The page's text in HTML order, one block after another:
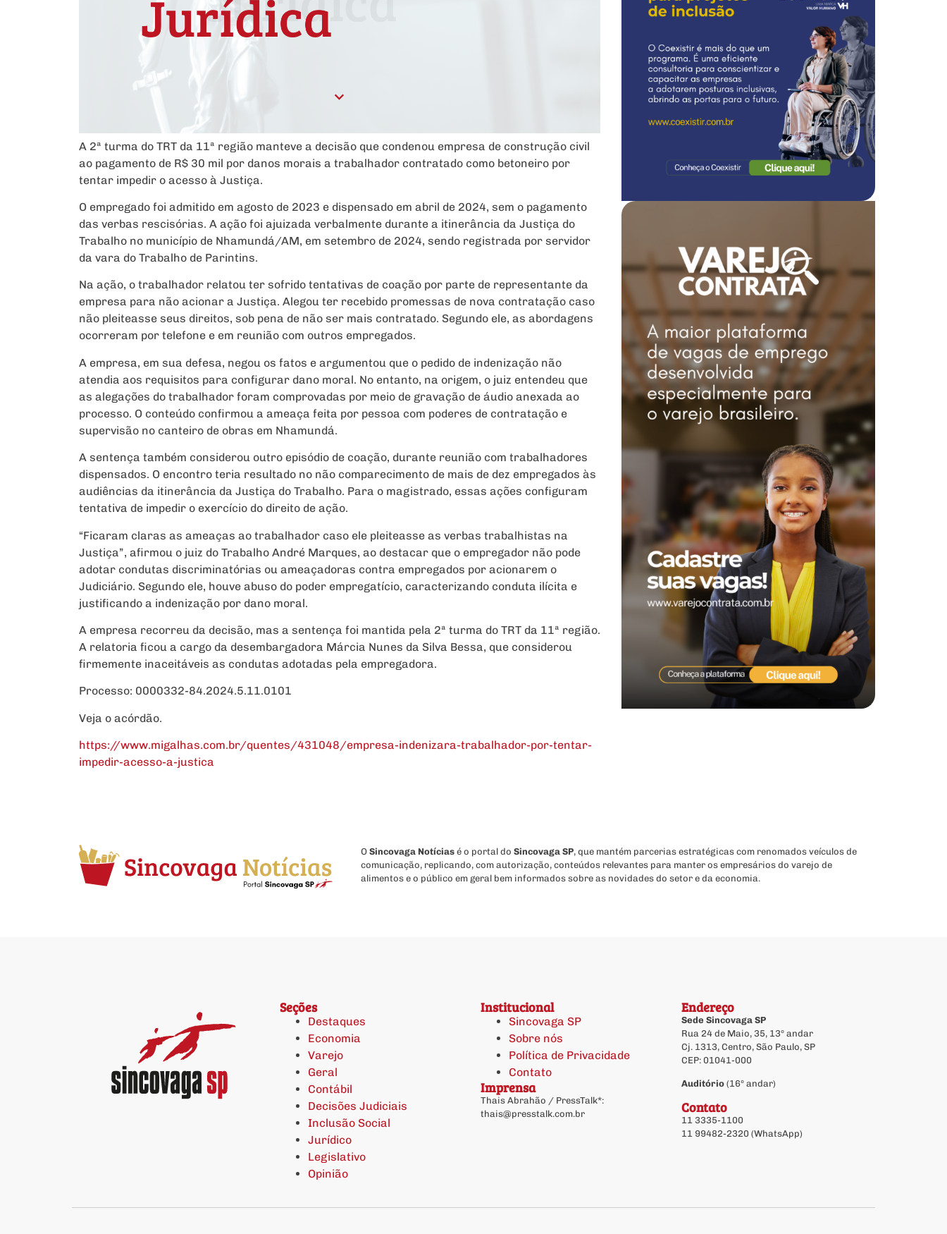
A 2ª turma do TRT da 11ª região manteve a decisão que condenou empresa de construção civil
ao pagamento de R$ 30 mil por danos morais a trabalhador contratado como betoneiro por
tentar impedir o acesso à Justiça.
O empregado foi admitido em agosto de 2023 e dispensado em abril de 2024, sem o pagamento
das verbas rescisórias. A ação foi ajuizada verbalmente durante a itinerância da Justiça do
Trabalho no município de Nhamundá/AM, em setembro de 2024, sendo registrada por servidor
da vara do Trabalho de Parintins.
Na ação, o trabalhador relatou ter sofrido tentativas de coação por parte de representante da
empresa para não acionar a Justiça. Alegou ter recebido promessas de nova contratação caso
não pleiteasse seus direitos, sob pena de não ser mais contratado. Segundo ele, as abordagens
ocorreram por telefone e em reunião com outros empregados.
A empresa, em sua defesa, negou os fatos e argumentou que o pedido de indenização não
atendia aos requisitos para configurar dano moral. No entanto, na origem, o juiz entendeu que
as alegações do trabalhador foram comprovadas por meio de gravação de áudio anexada ao
processo. O conteúdo confirmou a ameaça feita por pessoa com poderes de contratação e
supervisão no canteiro de obras em Nhamundá.
A sentença também considerou outro episódio de coação, durante reunião com trabalhadores
dispensados. O encontro teria resultado no não comparecimento de mais de dez empregados às
audiências da itinerância da Justiça do Trabalho. Para o magistrado, essas ações configuram
tentativa de impedir o exercício do direito de ação.
“Ficaram claras as ameaças ao trabalhador caso ele pleiteasse as verbas trabalhistas na
Justiça”, afirmou o juiz do Trabalho André Marques, ao destacar que o empregador não pode
adotar condutas discriminatórias ou ameaçadoras contra empregados por acionarem o
Judiciário. Segundo ele, houve abuso do poder empregatício, caracterizando conduta ilícita e
justificando a indenização por dano moral.
A empresa recorreu da decisão, mas a sentença foi mantida pela 2ª turma do TRT da 11ª região.
A relatoria ficou a cargo da desembargadora Márcia Nunes da Silva Bessa, que considerou
firmemente inaceitáveis as condutas adotadas pela empregadora.
Processo: 0000332-84.2024.5.11.0101
Veja o acórdão.
https://www.migalhas.com.br/quentes/431048/empresa-indenizara-trabalhador-por-tentar-
impedir-acesso-a-justica
O Sincovaga Notíciasé o portal do Sincovaga SP, que mantém parcerias estratégicas com renomados veículos de
comunicação, replicando, com autorização, conteúdos relevantes para manter os empresários do varejo de
alimentos e o público em geral bem informados sobre as novidades do setor e da economia.
Seções
Destaques
Economia
Varejo
Geral
Contábil
Decisões Judiciais
Inclusão Social
Jurídico
Legislativo
Opinião
Institucional
Sincovaga SP
Sobre nós
Política de Privacidade
Contato
Imprensa
Thais Abrahão / PressTalk*:
thais@presstalk.com.br
Endereço
Sede Sincovaga SP
Rua 24 de Maio, 35, 13º andar
Cj. 1313, Centro, São Paulo, SP
CEP: 01041-000
Auditório (16º andar)
Contato
11 3335-1100
11 99482-2320 (WhatsApp)